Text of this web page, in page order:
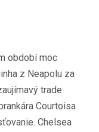
období moc
z Neapolu za
trade
Courtoisa
Chelsea